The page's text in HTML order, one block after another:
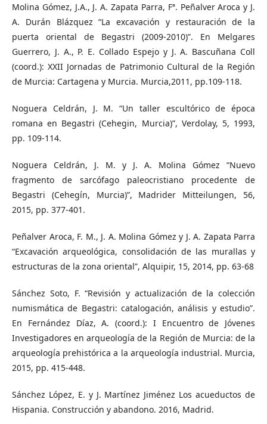
Molina Gómez, J.A., J. A. Zapata Parra, Fª. Peñalver Aroca y J.
A. Durán Blázquez “La excavación y restauración de la
puerta oriental de Begastri (2009-2010)”. En Melgares
Guerrero, J. A., P. E. Collado Espejo y J. A. Bascuñana Coll
(coord.): XXII Jornadas de Patrimonio Cultural de la Región
de Murcia: Cartagena y Murcia. Murcia,2011, pp.109-118.
Noguera Celdrán, J. M. “Un taller escultórico de época
romana en Begastri (Cehegin, Murcia)”, Verdolay, 5, 1993,
pp. 109-114.
Noguera Celdrán, J. M. y J. A. Molina Gómez “Nuevo
fragmento de sarcófago paleocristiano procedente de
Begastri (Cehegín, Murcia)”, Madrider Mitteilungen, 56,
2015, pp. 377-401.
Peñalver Aroca, F. M., J. A. Molina Gómez y J. A. Zapata Parra
“Excavación arqueológica, consolidación de las murallas y
estructuras de la zona oriental”, Alquipir, 15, 2014, pp. 63-68
Sánchez Soto, F. “Revisión y actualización de la colección
numismática de Begastri: catalogación, análisis y estudio”.
En Fernández Díaz, A. (coord.): I Encuentro de Jóvenes
Investigadores en arqueología de la Región de Murcia: de la
arqueología prehistórica a la arqueología industrial. Murcia,
2015, pp. 415-448.
Sánchez López, E. y J. Martínez Jiménez Los acueductos de
Hispania. Construcción y abandono. 2016, Madrid.